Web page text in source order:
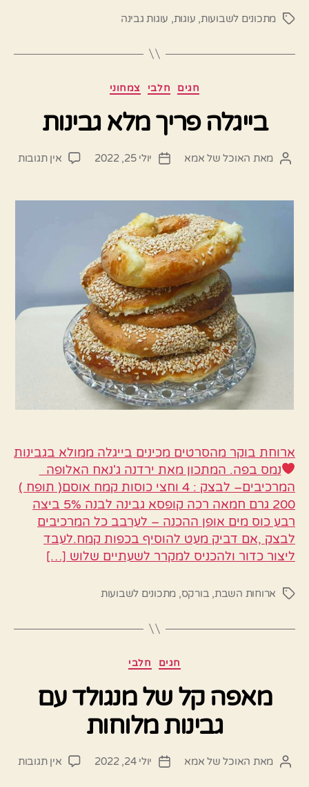
תגיותמתכונים לשבועות, עוגות, עוגות גבינה
קטגוריות חגים חלבי צמחוני
בייגלה פריך מלא גבינות
המחבר
מאת האוכל של אמא
תאריך
יולי 25, 2022 אין תגובות
מלא
ארוחת בוקר מהסרטים מכינים בייגלה ממולא בגבינות
נמס בפה. המתכון מאת ירדנה ג'נאח האלופה
המרכיבים– לבצק : 4 וחצי כוסות קמח אוסם( תופח )
200 גרם חמאה רכה קופסא גבינה לבנה 5% ביצה
רבע כוס מים אופן ההכנה – לערבב כל המרכיבים
לבצק ,אם דביק מעט להוסיף בכפות קמח.לעבד
ליצור כדור ולהכניס למקרר לשעתיים שלוש […]
תגיותארוחות השבת בורקס מתכונים לשבועות
קטגוריות חגים חלבי
מאפה קל של מנגולד עם
גבינות מלוחות
המחבר
מאת האוכל של אמא
תאריך
יולי 24, 2022 אין תגובות